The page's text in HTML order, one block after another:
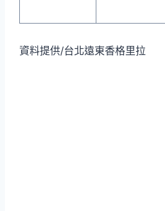
資料提供/台北遠東香格里拉